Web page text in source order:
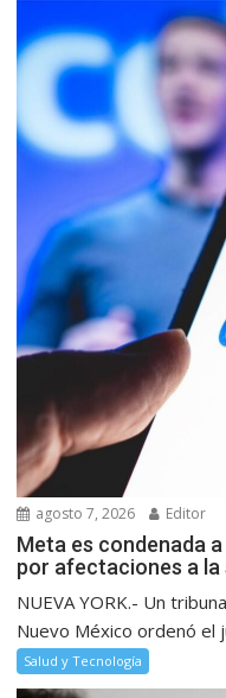
agosto 7, 2026 Editor
Meta es condenada
por afectaciones a la
NUEVA YORK.- Un
Nuevo México ordenó el
Salud y Tecnología